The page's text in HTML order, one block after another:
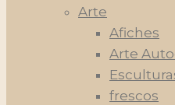
Arte
Afiches
Arte
frescos